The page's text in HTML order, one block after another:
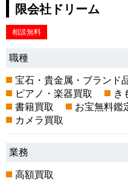
限会社ドリーム
相談無料
職種
宝石・貴金属・ブランド
ピアノ・楽器買取
き
書籍買取
お宝無料鑑
カメラ買取
業務
高額買取